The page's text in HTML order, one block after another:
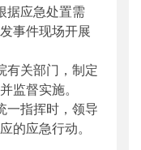
应急处置需
事件现场开展
关部门，制定
监督实施。
指挥时，领导
的应急行动。